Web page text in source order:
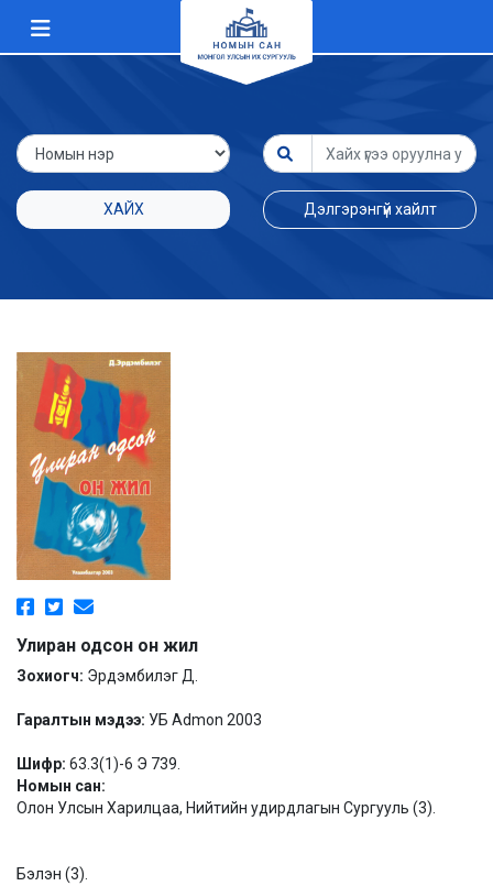
ХАЙХ Дэлгэрэнгүй хайлт
Улиран одсон он жил
Зохиогч: Эрдэмбилэг Д.
Гаралтын мэдээ: УБ Admon 2003
Шифр: 63.3(1)-6 Э 739.
Номын сан:
Олон Улсын Харилцаа, Нийтийн удирдлагын Сургууль (3).
Бэлэн (3).